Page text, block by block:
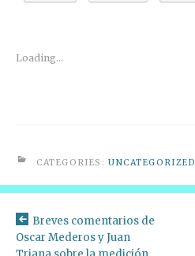
Loading...
CATEGORIES:UNCATEGORIZED
Breves comentarios de
Oscar Mederos y Juan